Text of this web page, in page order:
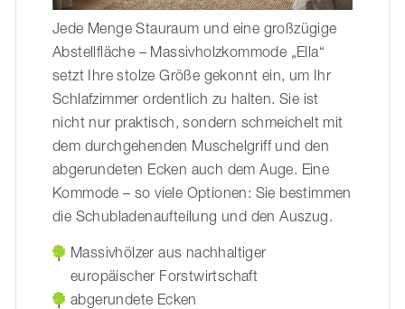
Jede Menge Stauraum und eine großzügige
Abstellfläche – Massivholzkommode „Ella“
setzt Ihre stolze Größe gekonnt ein, um Ihr
Schlafzimmer ordentlich zu halten. Sie ist
nicht nur praktisch, sondern schmeichelt mit
dem durchgehenden Muschelgriff und den
abgerundeten Ecken auch dem Auge. Eine
Kommode – so viele Optionen: Sie bestimmen
die Schubladenaufteilung und den Auszug.
Massivhölzer aus nachhaltiger
europäischer Forstwirtschaft
abgerundete Ecken